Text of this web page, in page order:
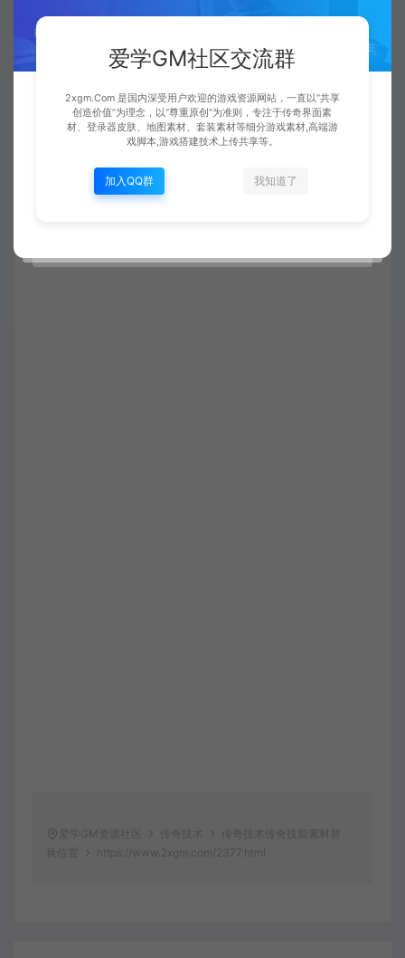
禁锢术（图标76-77）：magic 1380-1409(困魔咒、安全
收藏 (0)
爱学GM资源社区 传奇技术
传奇技术传奇技能素材替
换位置
https://www.2xgm.com/2377.html
爱学GM社区交流群
2xgm.Com 是国内深受用户欢迎的游戏资源网站，一直以“共享
创造价值”为理念，以“尊重原创”为准则，专注于传奇界面素
材、登录器皮肤、地图素材、套装素材等细分游戏素材,高端游
戏脚本,游戏搭建技术上传共享等。
加入QQ群 我知道了